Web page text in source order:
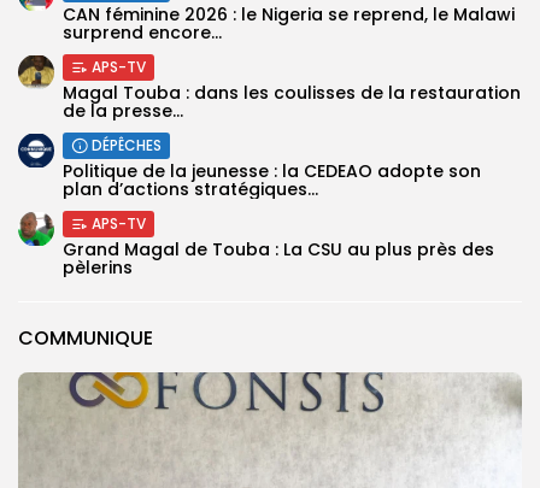
COMMUNIQUE
‎CAN féminine 2026 : le Nigeria se reprend, le Malawi
surprend encore...
APS-TV
Magal Touba : dans les coulisses de la restauration
de la presse...
DÉPÊCHES
Politique de la jeunesse : la CEDEAO adopte son
plan d’actions stratégiques...
APS-TV
Grand Magal de Touba : La CSU au plus près des
pèlerins